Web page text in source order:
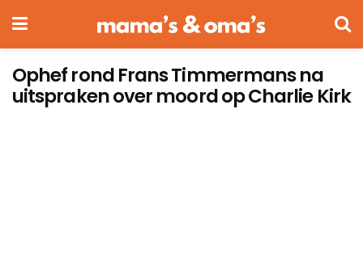
Ophef rond Frans Timmermans na
uitspraken over moord op Charlie Kirk